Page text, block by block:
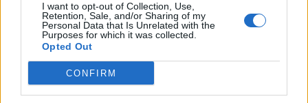
I want to opt-out of Collection, Use,
Retention, Sale, and/or Sharing of my
Personal Data that Is Unrelated with the
Purposes for which it was collected.
Opted Out
CONFIRM